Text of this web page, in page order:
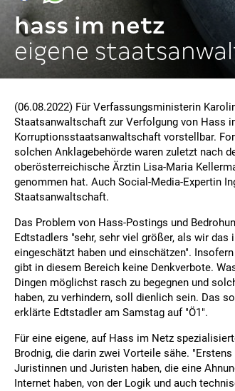
hass im netz
eigene
(06.08.2022) Für Verfassungsministerin
Staatsanwaltschaft zur Verfolgung von Hass
Korruptionsstaatsanwaltschaft vorstellbar.
solchen Anklagebehörde waren zuletzt nach
oberösterreichische Ärztin Lisa-Maria
genommen hat. Auch Social-Media-Expertin
Staatsanwaltschaft.
Das Problem von Hass-Postings und
Edtstadlers "sehr, sehr viel größer, als wir
eingeschätzt haben und einschätzen".
gibt in diesem Bereich keine Denkverbote.
Dingen möglichst rasch zu begegnen und
haben, zu verhindern, soll dienlich sein. Das
erklärte Edtstadler am Samstag auf "Ö1".
Für eine eigene, auf Hass im Netz
Brodnig, die darin zwei Vorteile sähe.
Juristinnen und Juristen haben, die eine
Internet haben, von der Logik und auch